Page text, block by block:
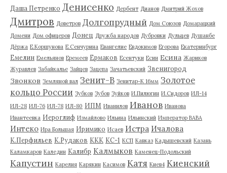
Даша Петренко Денисенко Дербент Дианов Дмитрий Жохов
Дмитров Доветров Долгопрудный Дом Союзов Домарацкий
Домени Дом офицеров Донец Дружба народов Дубровки Дульцев Душанбе
Дёржа Е.Коршунова Е.Сенчурина Евангелие Евдокимов Егорова Екатеринбург
Емелин Емельянов Еремеев Ермаков Есентуки Есин Есина Жариков
Журавлев Забайкалье Зайцев Зацепа Зачатьевский Звенигород
Звонков Земляной вал Зенит-В Зенитар-К 16мм Золотое
кольцо России Зубков Зубов Зуйков И.Пилюгин И.Сидоров ИЛ-14
ИЛ-28 ИЛ-76 ИЛ-78 ИЛ-80 ИПМ Иванилов Иванов Иванова
Ивантеевка Иероглиф Измайлово Ильина Ильинский Император ВАВА
Интеко Ира Большая Иримико Исаев Истра Ичалова
К.Перфильев К.Рудаков ККК КС-1 КСП Кавказ Кадышевский Казань
Каламкаров Каледин Калибр Калмыков Каменец-Подольский
Капустин Карелия Карякин Касимов Катя Киев4 Киенский